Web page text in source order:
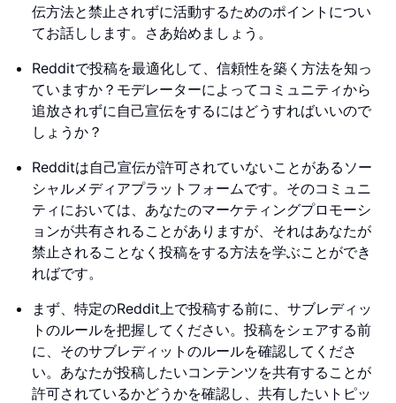
伝方法と禁止されずに活動するためのポイントについ
てお話しします。さあ始めましょう。
Redditで投稿を最適化して、信頼性を築く方法を知っ
ていますか？モデレーターによってコミュニティから
追放されずに自己宣伝をするにはどうすればいいので
しょうか？
Redditは自己宣伝が許可されていないことがあるソー
シャルメディアプラットフォームです。そのコミュニ
ティにおいては、あなたのマーケティングプロモーシ
ョンが共有されることがありますが、それはあなたが
禁止されることなく投稿をする方法を学ぶことができ
ればです。
まず、特定のReddit上で投稿する前に、サブレディッ
トのルールを把握してください。投稿をシェアする前
に、そのサブレディットのルールを確認してくださ
い。あなたが投稿したいコンテンツを共有することが
許可されているかどうかを確認し、共有したいトピッ